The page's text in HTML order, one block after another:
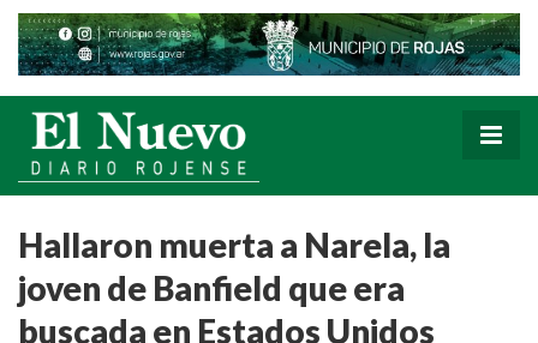
Hallaron muerta a Narela, la
joven de Banfield que era
buscada en Estados Unidos